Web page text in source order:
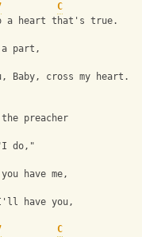
C
a heart that's true.
a part,
Baby, cross my heart.
preacher
do,"
have me,
have you,
C